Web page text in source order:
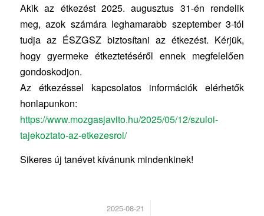
Akik az étkezést 2025. augusztus 31-én rendelik
meg, azok számára leghamarabb szeptember 3-tól
tudja az ÉSZGSZ biztosítani az étkezést. Kérjük,
hogy gyermeke étkeztetéséről ennek megfelelően
gondoskodjon.
Az étkezéssel kapcsolatos információk elérhetők
honlapunkon:
https://www.mozgasjavito.hu/2025/05/12/szuloi-
tajekoztato-az-etkezesrol/
Sikeres új tanévet kívánunk mindenkinek!
2025-08-21
/